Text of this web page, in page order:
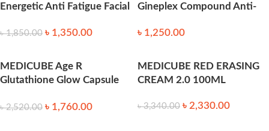
Energetic Anti Fatigue Facial
৳1,850.00 ৳ 1,350.00
Gineplex Compound Anti-
Cream 50 gm
৳ 1,250.00
MEDICUBE Age R
Glutathione Glow Capsule
৳2,520.00 ৳ 1,760.00
MEDICUBE RED ERASING
CREAM 2.0 100ML
৳3,340.00 ৳ 2,330.00